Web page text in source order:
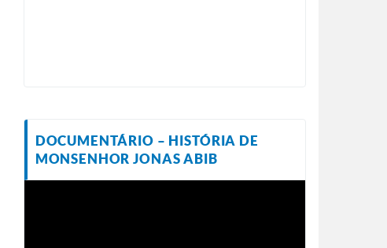
DOCUMENTÁRIO – HISTÓRIA DE
MONSENHOR JONAS ABIB